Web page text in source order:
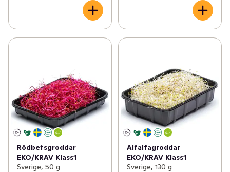
Rödbetsgroddar
EKO/KRAV Klass1
Sverige, 50 g
Alfalfagroddar
EKO/KRAV Klass1
Sverige, 130 g